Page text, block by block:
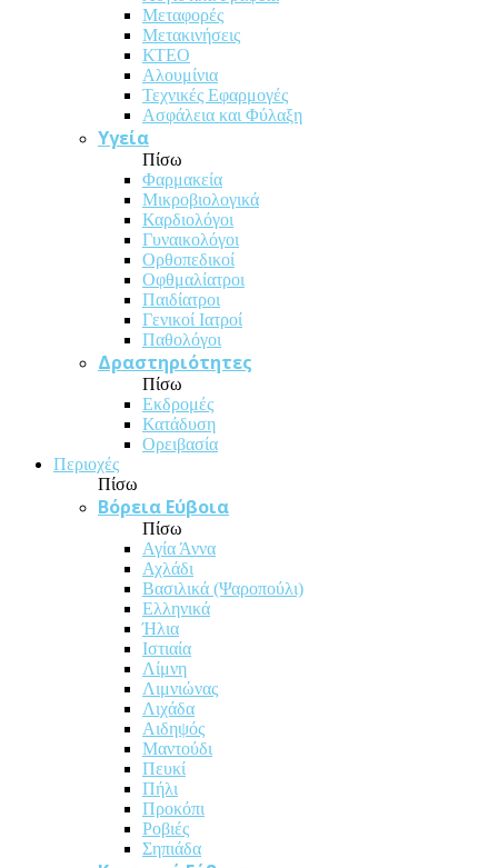
Μεταφορές
Μετακινήσεις
ΚΤΕΟ
Αλουμίνια
Τεχνικές Εφαρμογές
Ασφάλεια και Φύλαξη
Υγεία
Πίσω
Φαρμακεία
Μικροβιολογικά
Καρδιολόγοι
Γυναικολόγοι
Ορθοπεδικοί
Οφθμαλίατροι
Παιδίατροι
Γενικοί Ιατροί
Παθολόγοι
Δραστηριότητες
Πίσω
Εκδρομές
Κατάδυση
Ορειβασία
Περιοχές
Πίσω
Βόρεια Εύβοια
Πίσω
Αγία Άννα
Αχλάδι
Βασιλικά (Ψαροπούλι)
Ελληνικά
Ήλια
Ιστιαία
Λίμνη
Λιμνιώνας
Λιχάδα
Αιδηψός
Μαντούδι
Πευκί
Πήλι
Προκόπι
Ροβιές
Σηπιάδα